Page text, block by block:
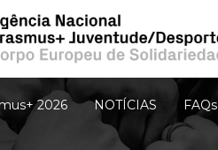
2026 NOTÍCIAS FAQs